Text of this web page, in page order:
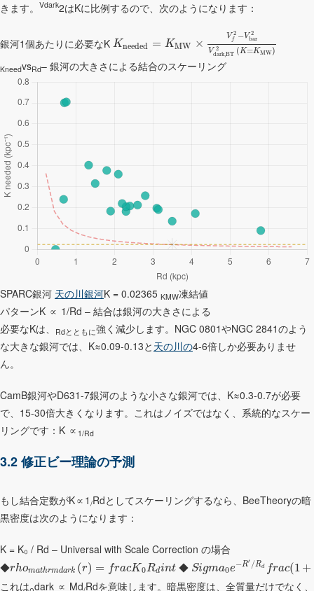
きます。 Vdark2はKに比例するので、次のようになります：
銀河1個あたりに必要なK Kneeded = KMW ×
V 2
f −V 2
bar
V 2
dark ,BT (K=KMW)
KneedvsRd– 銀河の大きさによる結合のスケーリング
SPARC銀河 天の川銀河K = 0.02365 KMW凍結値
パターンK ∝ 1/Rd – 結合は銀河の大きさによる
必要なKは、
Rdとともに強く減少します。NGC 0801やNGC 2841のよう
な大きな銀河では、K≈0.09-0.13と 天の川の4-6倍しか必要ありませ
ん。
CamB銀河やD631-7銀河のような小さな銀河では、K≈0.3-0.7が必要
で、15-30倍大きくなります。これはノイズではなく、系統的なスケー
リングです：K ∝ 1/Rd
3.2 修正ビー理論の予測
もし結合定数がK∝1 /Rdとしてスケーリングするなら、BeeTheoryの暗
黒密度は次のようになります：
K = K₀ / Rd – Universal with Scale Correction の場合
◆rhomathrmdark (r) = fracK0Rdint ◆ Sigma0e−R′ /Rd frac(1 +
これは dark ∝ Md Rdを意味します。暗黒密度は、全質量だけでなく、